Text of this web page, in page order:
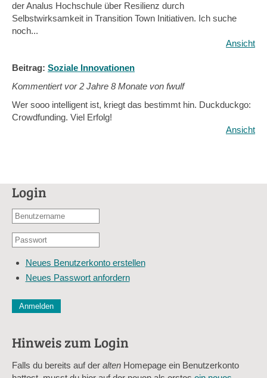
der Analus Hochschule über Resilienz durch
Selbstwirksamkeit in Transition Town Initiativen. Ich suche
noch...
Ansicht
Beitrag: Soziale Innovationen
Kommentiert vor2 Jahre 8 Monate von fwulf
Wer sooo intelligent ist, kriegt das bestimmt hin. Duckduckgo:
Crowdfunding. Viel Erfolg!
Ansicht
Login
Benutzername
E-
Adresse
Passwort
Neues Benutzerkonto erstellen
Neues Passwort anfordern
Diese Sicherheitsfrage überprüft, ob Sie ein menschlicher
Sag mir nicht, wie viele Sternlein stehen
Hinweis zum Login
Falls du bereits auf der alten Homepage ein Benutzerkonto